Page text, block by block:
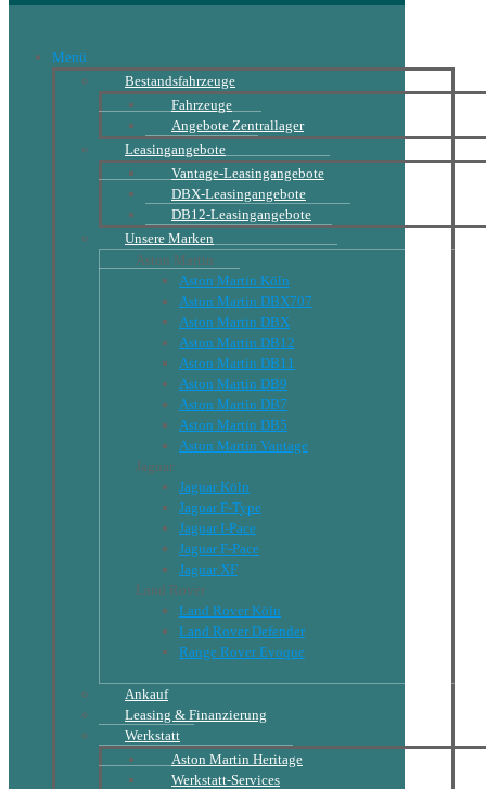
Menü
Bestandsfahrzeuge
Fahrzeuge
Angebote Zentrallager
Leasingangebote
Vantage-Leasingangebote
DBX-Leasingangebote
DB12-Leasingangebote
Unsere Marken
Aston Martin
Aston Martin Köln
Aston Martin DBX707
Aston Martin DBX
Aston Martin DB12
Aston Martin DB11
Aston Martin DB9
Aston Martin DB7
Aston Martin DB5
Aston Martin Vantage
Jaguar
Jaguar Köln
Jaguar F-Type
Jaguar I-Pace
Jaguar F-Pace
Jaguar XF
Land Rover
Land Rover Köln
Land Rover Defender
Range Rover Evoque
Ankauf
Leasing & Finanzierung
Werkstatt
Aston Martin Heritage
Werkstatt-Services